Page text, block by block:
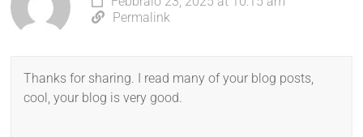
Permalink
Thanks for sharing. I read many of your blog posts,
cool, your blog is very good.